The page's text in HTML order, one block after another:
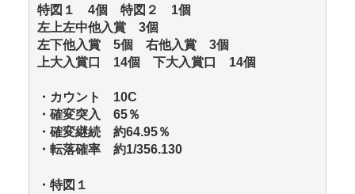
特図１ 4個 特図２ 1個
左上左中他入賞 3個
左下他入賞 5個 右他入賞 3個
上大入賞口 14個 下大入賞口 14個
・カウント 10C
・確変突入 65％
・確変継続 約64.95％
・転落確率 約1/356.130
・特図１